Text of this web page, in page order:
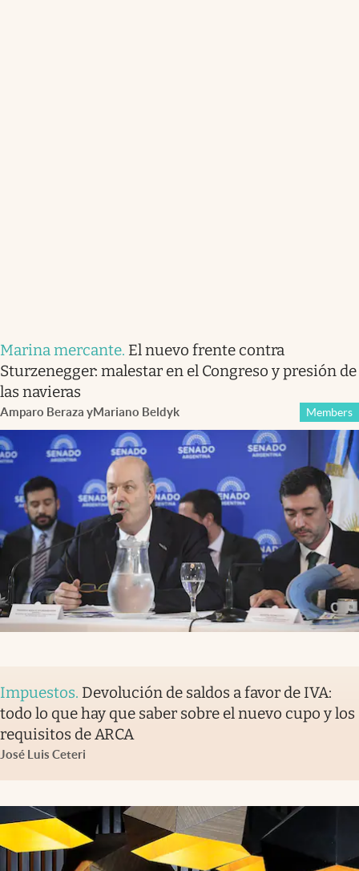
Marina mercante. El nuevo frente contra
Sturzenegger: malestar en el Congreso y presión de
las navieras
Amparo Beraza yMariano Beldyk Members
Impuestos. Devolución de saldos a favor de IVA:
todo lo que hay que saber sobre el nuevo cupo y los
requisitos de ARCA
José Luis Ceteri